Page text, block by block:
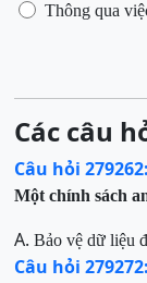
Thông qua
Các câu
Câu hỏi 279262:
Một chính sách
A. Bảo vệ dữ liệu
Câu hỏi 279272: